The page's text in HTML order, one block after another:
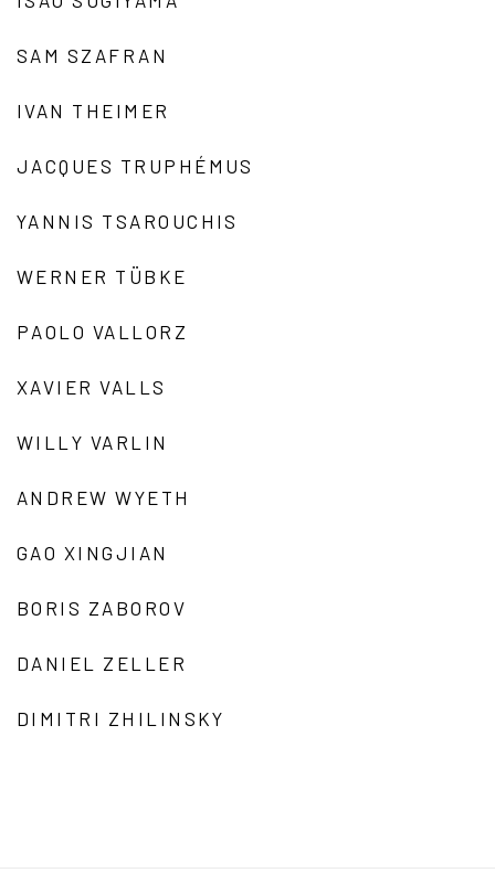
SAM SZAFRAN
IVAN THEIMER
JACQUES TRUPHÉMUS
YANNIS TSAROUCHIS
WERNER TÜBKE
PAOLO VALLORZ
XAVIER VALLS
WILLY VARLIN
ANDREW WYETH
GAO XINGJIAN
BORIS ZABOROV
DANIEL ZELLER
DIMITRI ZHILINSKY